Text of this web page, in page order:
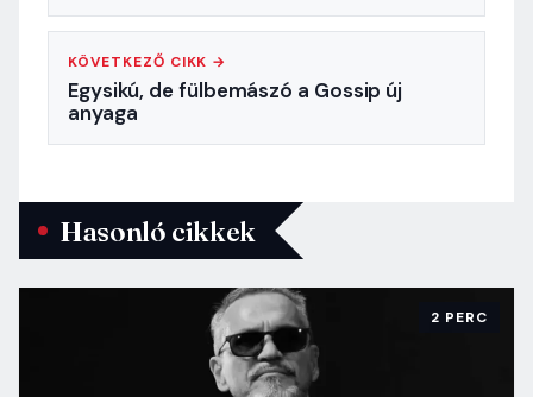
KÖVETKEZŐ CIKK →
Egysikú, de fülbemászó a Gossip új
anyaga
Hasonló cikkek
2 PERC